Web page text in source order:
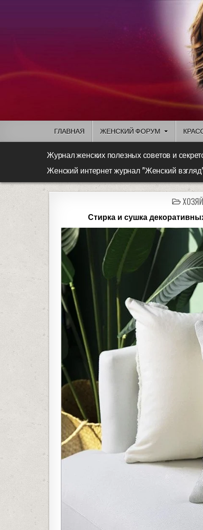
ГЛАВНАЯ ЖЕНСКИЙ ФОРУМ
Журнал женских полезных советов и
Женский интернет журнал "Женский
Стирка и сушка